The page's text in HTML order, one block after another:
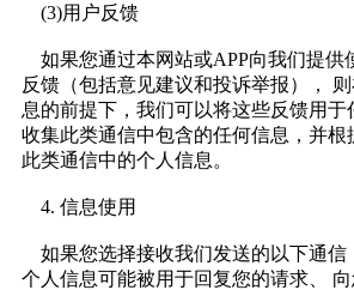
(3)用户反馈
如果您通过本网站或APP向我们提供
反馈（包括意见建议和投诉举报），
息的前提下，我们可以将这些反馈用于
收集此类通信中包含的任何信息，并根
此类通信中的个人信息。
4. 信息使用
如果您选择接收我们发送的以下通信
个人信息可能被用于回复您的请求、 向